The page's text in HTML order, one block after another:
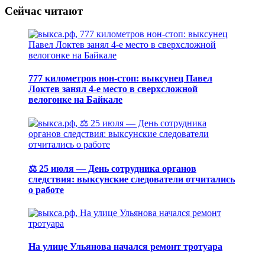
Сейчас читают
777 километров нон-стоп: выксунец Павел
Локтев занял 4-е место в сверхсложной
велогонке на Байкале
⚖️ 25 июля — День сотрудника органов
следствия: выксунские следователи отчитались
о работе
На улице Ульянова начался ремонт тротуара